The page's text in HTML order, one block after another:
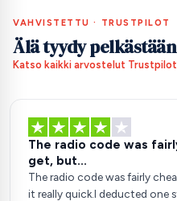
VAHVISTETTU · TRUSTPILOT
Älä tyydy
Katso kaikki arvostelut
The radio code was
get, but...
The radio code was fairly
it really quick.I deducted one